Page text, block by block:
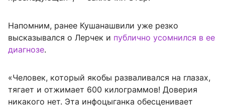
Напомним, ранее Кушанашвили уже резко
высказывался о Лерчек и публично усомнился в ее
диагнозе.
«Человек, который якобы разваливался на глазах,
тягает и отжимает 600 килограммов! Доверия
никакого нет. Эта инфоцыганка обесценивает